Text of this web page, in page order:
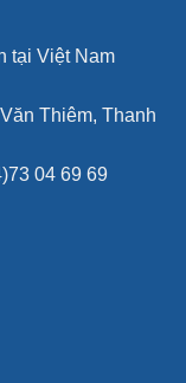
tại Việt Nam
Thiêm, Thanh
04 69 69